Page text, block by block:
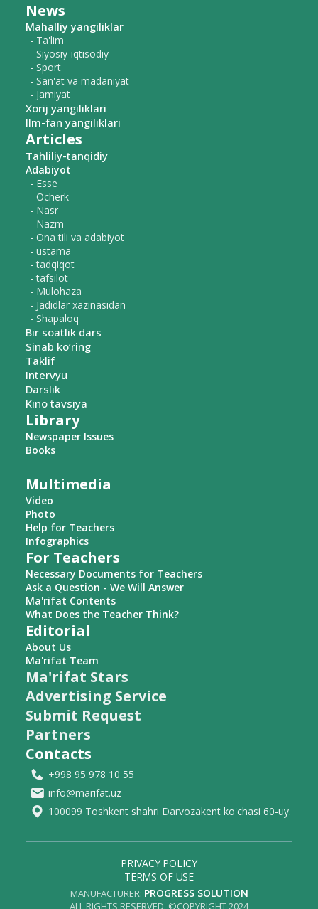
News
Mahalliy yangiliklar
- Ta'lim
- Siyosiy-iqtisodiy
- Sport
- San'at va madaniyat
- Jamiyat
Xorij yangiliklari
Ilm-fan yangiliklari
Articles
Tahliliy-tanqidiy
Adabiyot
- Esse
- Ocherk
- Nasr
- Nazm
- Ona tili va adabiyot
- ustama
- tadqiqot
- tafsilot
- Mulohaza
- Jadidlar xazinasidan
- Shapaloq
Bir soatlik dars
Sinab ko‘ring
Taklif
Intervyu
Darslik
Kino tavsiya
Library
Newspaper Issues
Books
Multimedia
Video
Photo
Help for Teachers
Infographics
For Teachers
Necessary Documents for Teachers
Ask a Question - We Will Answer
Ma'rifat Contents
What Does the Teacher Think?
Editorial
About Us
Ma'rifat Team
Ma'rifat Stars
Advertising Service
Submit Request
Partners
Contacts
+998 95 978 10 55
info@marifat.uz
100099 Toshkent shahri Darvozakent ko'chasi 60-uy.
ALL RIGHTS RESERVED. ©COPYRIGHT 2024
MANUFACTURER: PROGRESS SOLUTION
PRIVACY POLICY
TERMS OF USE